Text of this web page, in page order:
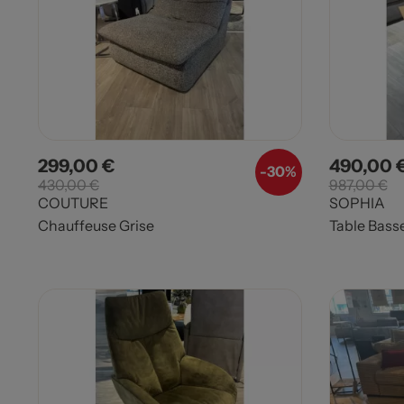
-30%
Prix
299,00 €Prix de base
430,00 €
COUTURE
Chauffeuse Grise
Prix
490,00
987,00 €
SOPHIA
Table